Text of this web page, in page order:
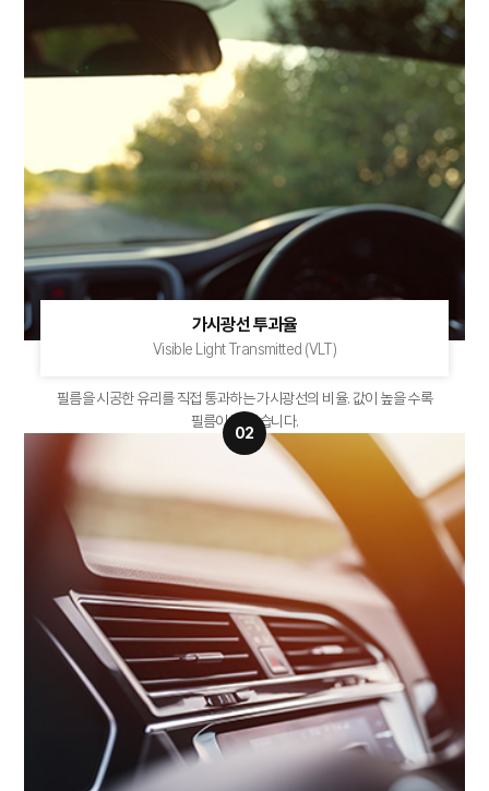
가시광선 투과율
Visible Light Transmitted (VLT)
필름을 시공한 유리를 직접 통과하는가시광선의 비율. 값이 높을 수록
필름이더 밝습니다.
02